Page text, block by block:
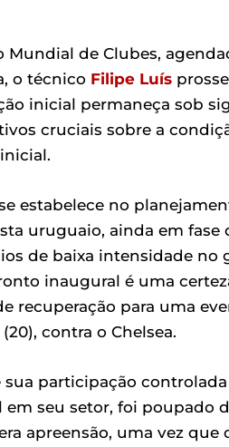
de Clubes,
o técnico Filipe Luís
inicial permaneça sob
cruciais sobre a
estabelece no
uruguaio, ainda em fase
de baixa intensidade no
inaugural é uma
recuperação para uma
contra o Chelsea.
participação
seu setor, foi poupado
apreensão, uma vez